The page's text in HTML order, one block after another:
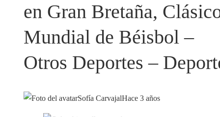
en Gran Bretaña,
Mundial de Béisbol –
Otros Deportes –
Sofía CarvajalHace 3 años